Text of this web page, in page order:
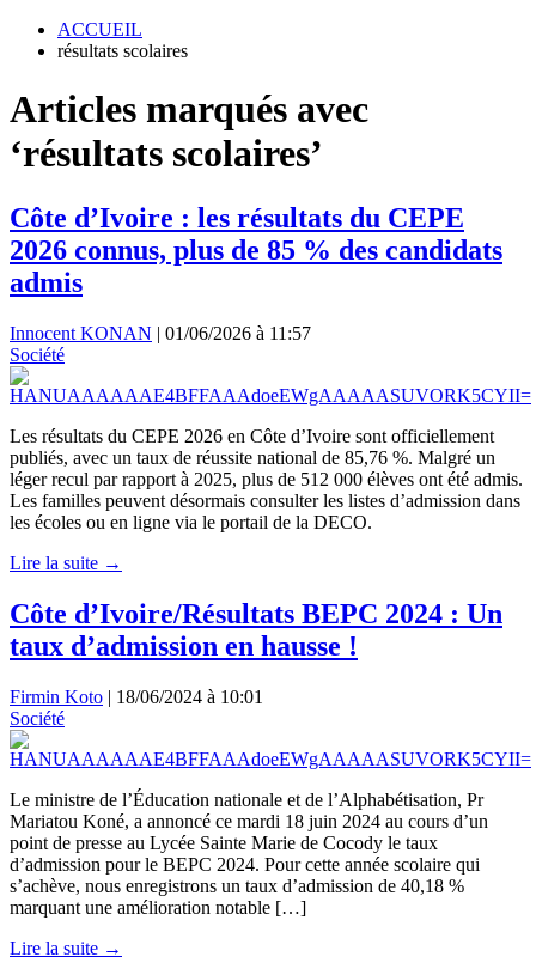
ACCUEIL
résultats scolaires
Articles marqués avec
‘résultats scolaires’
Côte d’Ivoire : les résultats du CEPE
2026 connus, plus de 85 % des candidats
admis
Innocent KONAN | 01/06/2026 à 11:57
Société
Les résultats du CEPE 2026 en Côte d’Ivoire sont officiellement
publiés, avec un taux de réussite national de 85,76 %. Malgré un
léger recul par rapport à 2025, plus de 512 000 élèves ont été admis.
Les familles peuvent désormais consulter les listes d’admission dans
les écoles ou en ligne via le portail de la DECO.
Lire la suite →
Côte d’Ivoire/Résultats BEPC 2024 : Un
taux d’admission en hausse !
Firmin Koto | 18/06/2024 à 10:01
Société
Le ministre de l’Éducation nationale et de l’Alphabétisation, Pr
Mariatou Koné, a annoncé ce mardi 18 juin 2024 au cours d’un
point de presse au Lycée Sainte Marie de Cocody le taux
d’admission pour le BEPC 2024. Pour cette année scolaire qui
s’achève, nous enregistrons un taux d’admission de 40,18 %
marquant une amélioration notable […]
Lire la suite →